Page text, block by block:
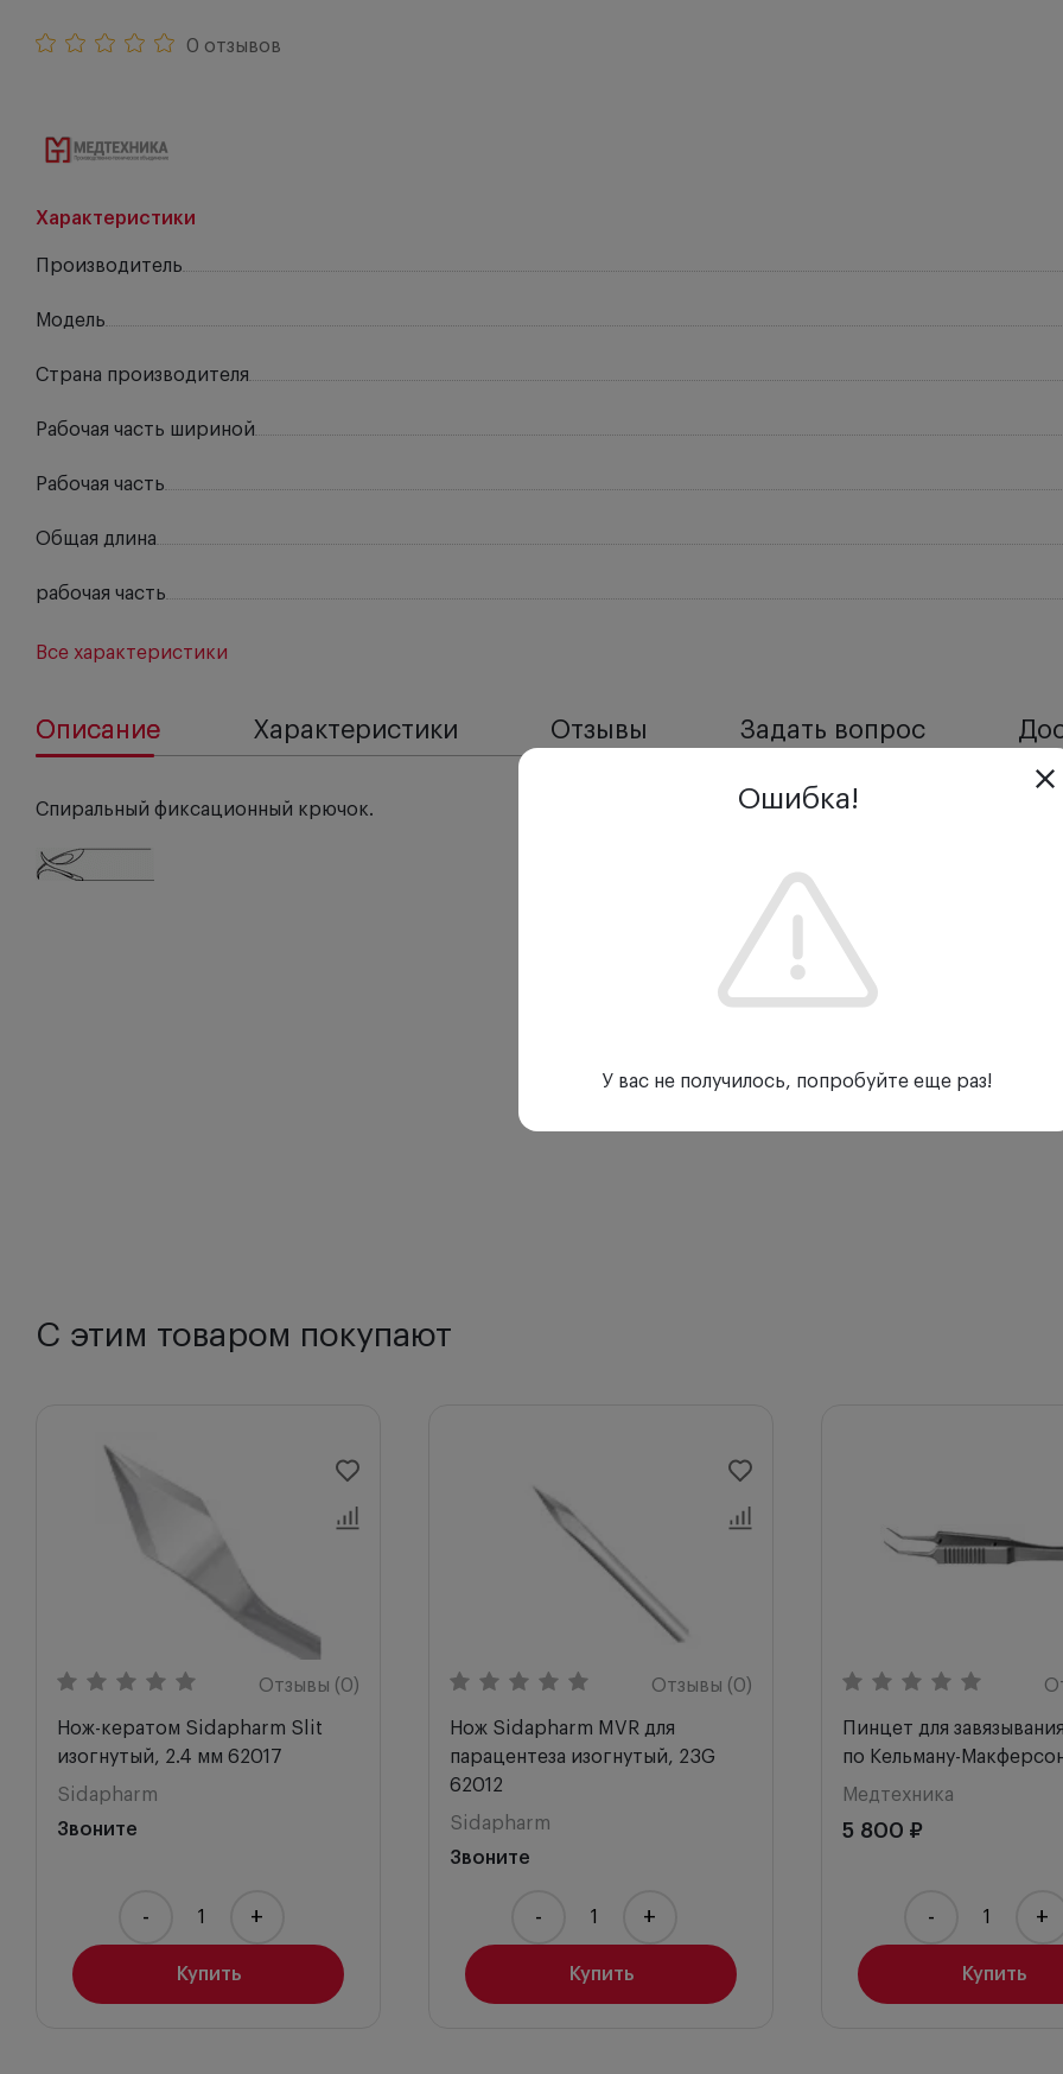
0 отзывов
Характеристики
Производитель
Модель
Страна производителя
Рабочая часть шириной
Рабочая часть
Общая длина
рабочая часть
Все характеристики
Описание Характеристики Отзывы Задать вопрос
Спиральный фиксационный крючок.
С этим товаром покупают
Отзывы (0)
Нож-кератом Sidapharm Slit
изогнутый, 2.4 мм 62017
Sidapharm
Звоните
Купить
- +
Отзывы (0)
Нож Sidapharm MVR для
парацентеза изогнутый, 23G
62012
Sidapharm
Звоните
Купить
- +
Пинцет для
по Кельману-
Медтехника
5 800 ₽
Купить
- +
Ошибка!
У вас не получилось, попробуйте еще раз!